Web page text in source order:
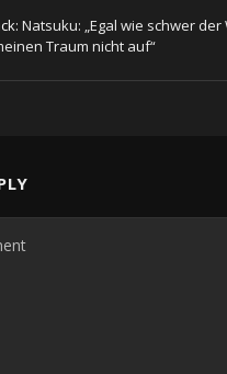
Natsuku: „Egal wie schwer der
Traum nicht auf“